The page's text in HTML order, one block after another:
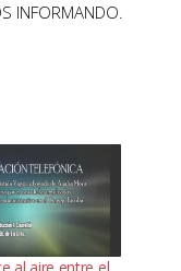
INFORMANDO.
al aire entre el